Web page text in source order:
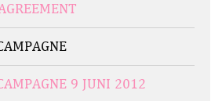
9 JUNI 2012